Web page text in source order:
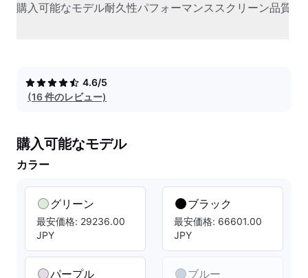
購入可能なモデル耐久性パフォーマンススクリーン品質
4.6/5
(16 件のレビュー)
購入可能なモデル
カラー
グリーン
最安価格: 29236.00
JPY
パープル
ブラック
最安価格: 66601.00
JPY
ブルー